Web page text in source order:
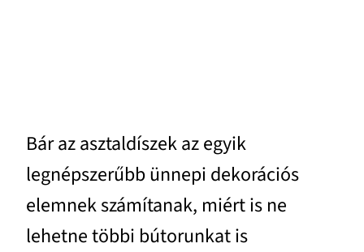
Bár az asztaldíszek az egyik
legnépszerűbb ünnepi dekorációs
elemnek számítanak, miért is ne
lehetne többi bútorunkat is